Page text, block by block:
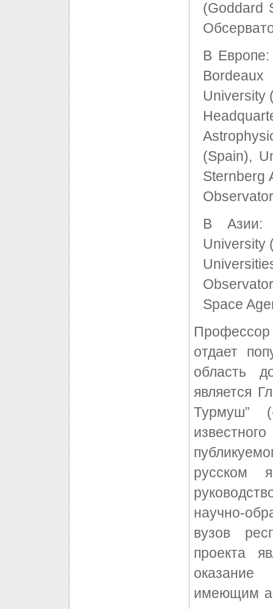
(Goddard
В
University
(Spain),
Sternberg
В Азии:
University
Space
отдает
область
является
Турмуш”
научно-
вузов
проекта
оказание
имеющим